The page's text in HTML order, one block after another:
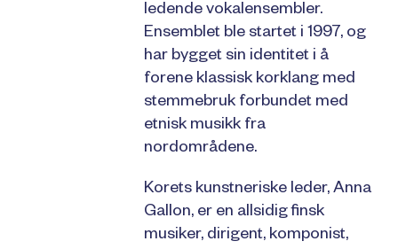
ledende vokalensembler.
Ensemblet ble startet i 1997, og
har bygget sin identitet i å
forene klassisk korklang med
stemmebruk forbundet med
etnisk musikk fra
nordområdene.
Korets kunstneriske leder, Anna
Gallon, er en allsidig finsk
musiker, dirigent, komponist,